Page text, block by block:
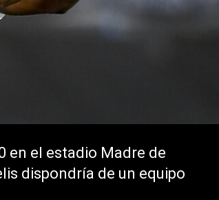
en el estadio Madre de
dispondría de un equipo